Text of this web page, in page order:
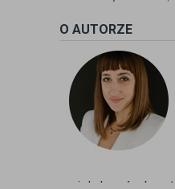
O AUTORZE